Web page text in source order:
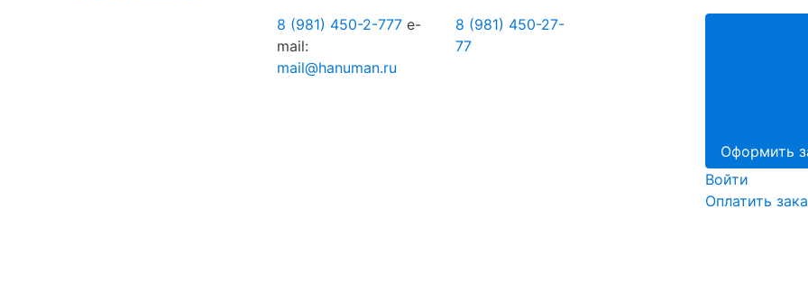
8 (981) 450-2-777 e-
mail:
mail@hanuman.ru
8 (981) 450-27-
77
Оформить
Войти
Оплатить